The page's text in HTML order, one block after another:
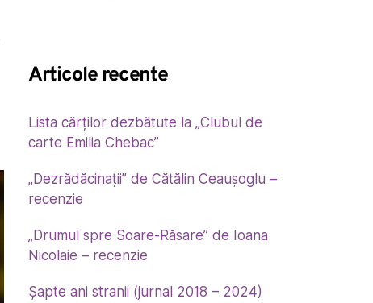
Articole recente
Lista cărților dezbătute la „Clubul de
carte Emilia Chebac”
„Dezrădăcinații” de Cătălin Ceaușoglu –
recenzie
„Drumul spre Soare-Răsare” de Ioana
Nicolaie – recenzie
Șapte ani stranii (jurnal 2018 – 2024)